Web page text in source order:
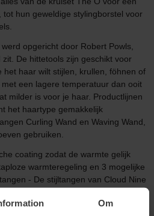
Om
hun geweldige stylingborstel voor
opgericht door Robert Powls,
De hittetools zijn geschikt voor
het haar wilt stijlen, krullen, föhnen of
een lagere temperatuur dan ooit
milder is voor je haar. Productlijnen
het haartype gemakkelijk
Curling Wand en Waving Wand,
gebruiken.
coating zodat de warmte gelijk
warmteregeling en 3 mogelijke
- De stijltangen van Cloud Nine
met een aanzienlijk lagere en
andere merken in deze sector. Ze